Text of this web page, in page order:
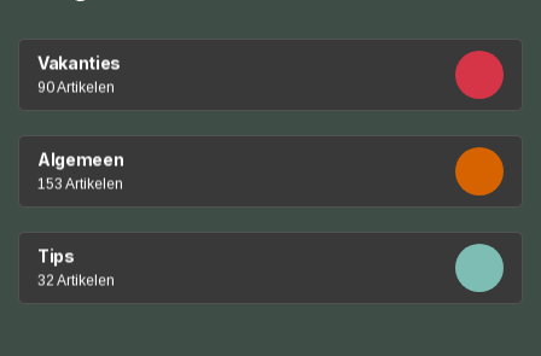
Vakanties
90 Artikelen
Algemeen
153 Artikelen
Tips
32 Artikelen